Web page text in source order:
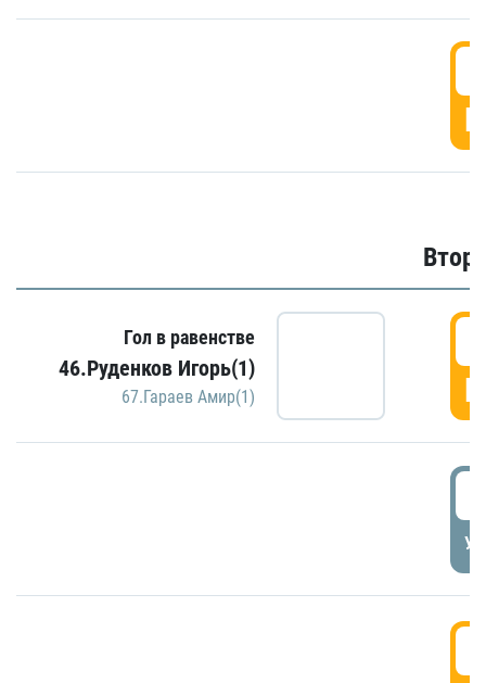
Гол в равенстве
46.Руденков Игорь(1)
67.Гараев Амир(1)